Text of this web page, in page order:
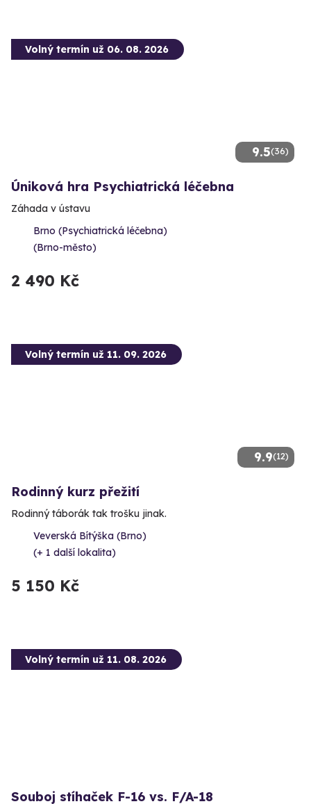
9.5(36)
Volný termín už 06. 08. 2026
Úniková hra Psychiatrická léčebna
Záhada v ústavu
Brno (Psychiatrická léčebna)
(Brno-město)
2 490 Kč
9.9(12)
Volný termín už 11. 09. 2026
Rodinný kurz přežití
Rodinný táborák tak trošku jinak.
Veverská Bítýška (Brno)
(+ 1 další lokalita)
5 150 Kč
Volný termín už 11. 08. 2026
Souboj stíhaček F-16 vs. F/A-18